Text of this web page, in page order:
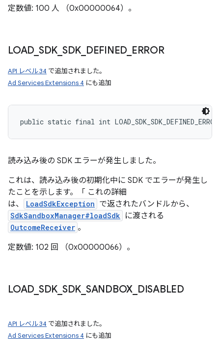
定数値: 100 人 （0x00000064）。
LOAD SDK SDK DEFINED ERROR
API レベル 34 で追加されました。
Ad Services Extensions 4 にも追加
public static final int LOAD_SDK_SDK_DEFINED_ERROR
読み込み後の SDK エラーが発生しました。
これは、読み込み後の初期化中に SDK でエラーが発生し
たことを示します。「 これの詳細
は、
LoadSdkException で返されたバンドルから、
SdkSandboxManager#loadSdk に渡される
OutcomeReceiver 。
定数値: 102 回 （0x00000066）。
LOAD SDK SDK SANDBOX DISABLED
API レベル 34 で追加されました。
Ad Services Extensions 4 にも追加